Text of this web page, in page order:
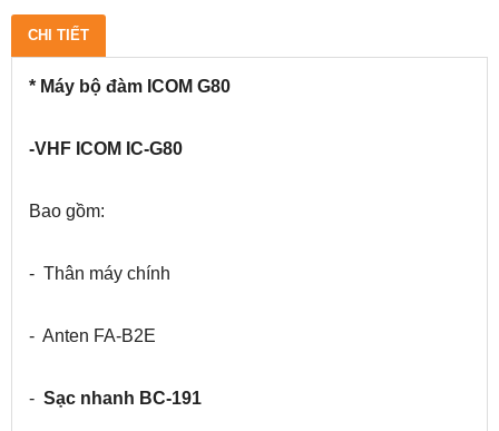
CHI TIẾT
* Máy bộ đàm ICOM G80
-VHF ICOM IC-G80
Bao gồm:
- Thân máy chính
- Anten FA-B2E
- Sạc nhanh BC-191